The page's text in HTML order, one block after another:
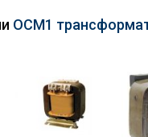
ОСМ1